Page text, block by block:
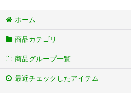
ホーム
商品カテゴリ
商品グループ一覧
最近チェックしたアイテム